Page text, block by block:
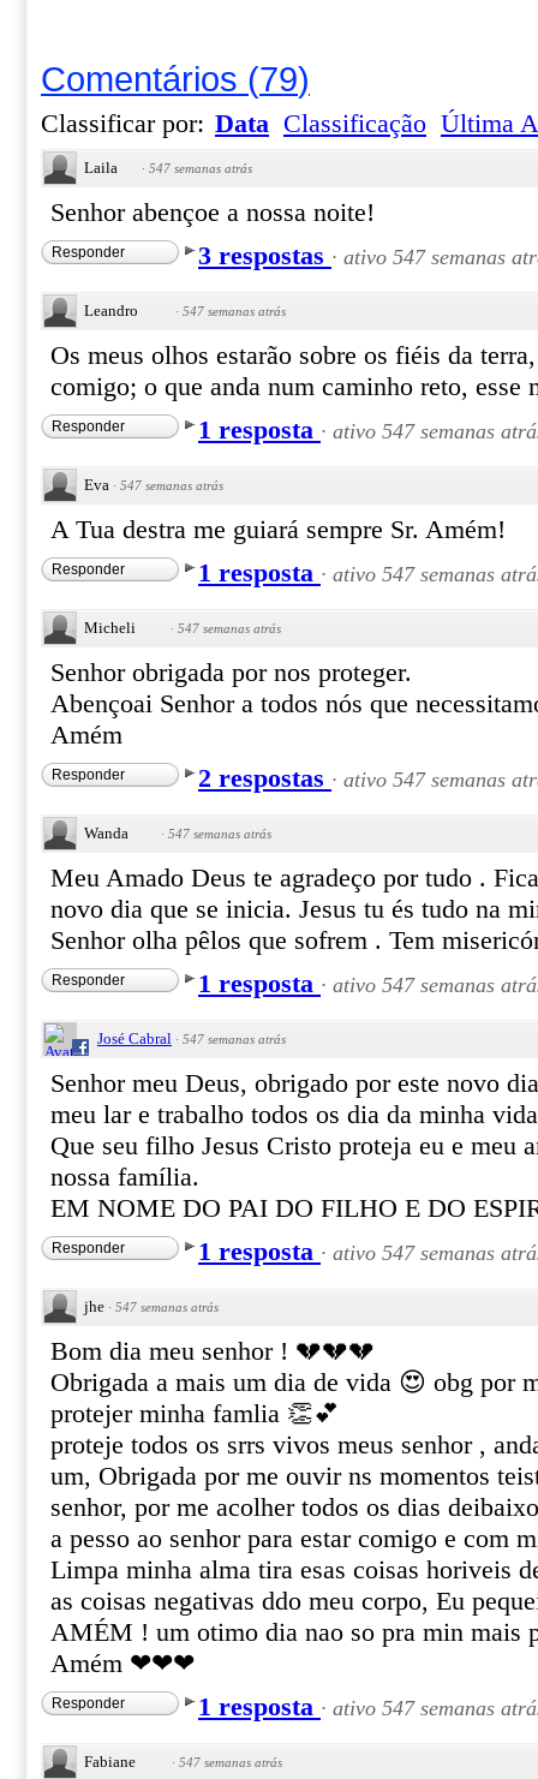
Comentários (79)
Classificar por: Data Classificação Última
Laila · 547 semanas atrás
Senhor abençoe a nossa noite!
Responder 3 respostas · ativo 547 semanas
Leandro · 547 semanas atrás
Os meus olhos estarão sobre os fiéis da
comigo; o que anda num caminho reto, esse
Responder 1 resposta · ativo 547 semanas
Eva · 547 semanas atrás
A Tua destra me guiará sempre Sr. Amém!
Responder 1 resposta · ativo 547 semanas
Micheli · 547 semanas atrás
Senhor obrigada por nos proteger.
Abençoai Senhor a todos nós que
Amém
Responder 2 respostas · ativo 547 semanas
Wanda · 547 semanas atrás
Meu Amado Deus te agradeço por tudo .
novo dia que se inicia. Jesus tu és tudo na
Senhor olha pêlos que sofrem . Tem
Responder 1 resposta · ativo 547 semanas
José Cabral · 547 semanas atrás
Senhor meu Deus, obrigado por este novo
meu lar e trabalho todos os dia da minha
Que seu filho Jesus Cristo proteja eu e meu
nossa família.
EM NOME DO PAI DO FILHO E DO
Responder 1 resposta · ativo 547 semanas
jhe · 547 semanas atrás
Bom dia meu senhor ! 💔💔💔
Obrigada a mais um dia de vida 😍 obg por
protejer minha famlia 👏💕
proteje todos os srrs vivos meus senhor ,
um, Obrigada por me ouvir ns momentos
senhor, por me acolher todos os dias
a pesso ao senhor para estar comigo e com
Limpa minha alma tira esas coisas horiveis
as coisas negativas ddo meu corpo, Eu
AMÉM ! um otimo dia nao so pra min mais
Amém ❤❤❤
Responder 1 resposta · ativo 547 semanas
Fabiane · 547 semanas atrás